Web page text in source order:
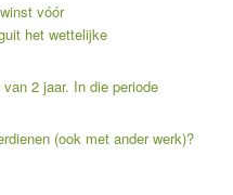
vóór
het wettelijke
2 jaar. In die periode
(ook met ander werk)?